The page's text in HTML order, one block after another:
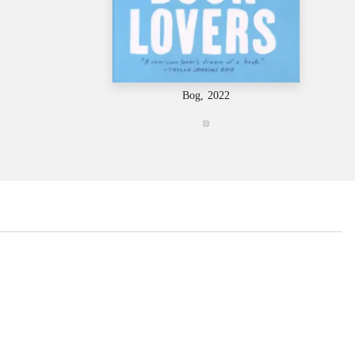
Bog, 2022